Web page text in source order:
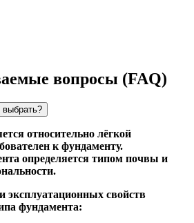
вопросы (FAQ)
относительно лёгкой
к фундаменту.
определяется типом почвы и
эксплуатационных свойств
фундамента: